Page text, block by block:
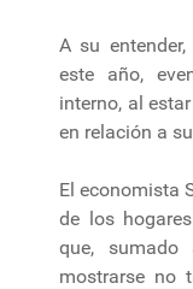
A su
este año,
interno, al
en relación a
El economista
de los
que,
mostrarse no